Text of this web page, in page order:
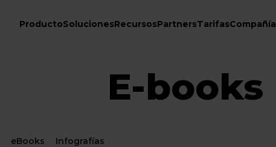
ProductoSolucionesRecursosPartnersTarifasCompañía
E-books
eBooks Infografías